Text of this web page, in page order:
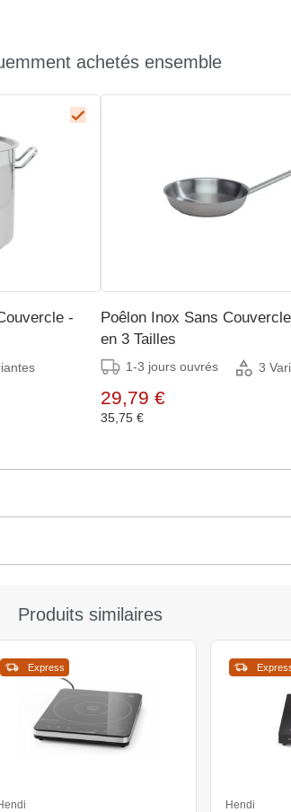
achetés ensemble
-
Poêlon Inox Sans
en 3 Tailles
1-3 jours ouvrés 3
29,79 €
35,75 €
Produits similaires
Express
Hendi